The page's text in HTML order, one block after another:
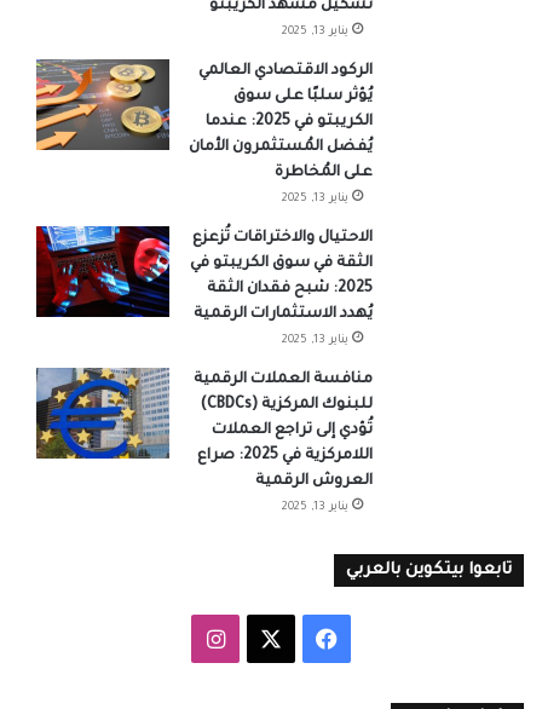
تشكيل مشهد الكريبتو
يناير 13, 2025
الركود الاقتصادي العالمي
يُؤثر سلبًا على سوق
الكريبتو في 2025: عندما
يُفضل المُستثمرون الأمان
على المُخاطرة
يناير 13, 2025
الاحتيال والاختراقات تُزعزع
الثقة في سوق الكريبتو في
2025: شبح فقدان الثقة
يُهدد الاستثمارات الرقمية
يناير 13, 2025
منافسة العملات الرقمية
للبنوك المركزية (CBDCs)
تُؤدي إلى تراجع العملات
اللامركزية في 2025: صراع
العروش الرقمية
يناير 13, 2025
تابعوا بيتكوين بالعربي
فيسبوك انستقرام